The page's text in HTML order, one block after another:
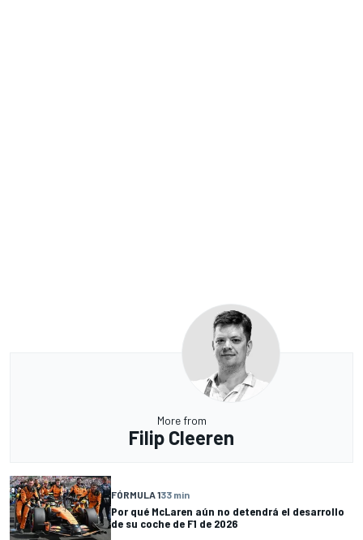
More from
Filip Cleeren
FÓRMULA 133 min
Por qué McLaren aún no detendrá el desarrollo
de su coche de F1 de 2026